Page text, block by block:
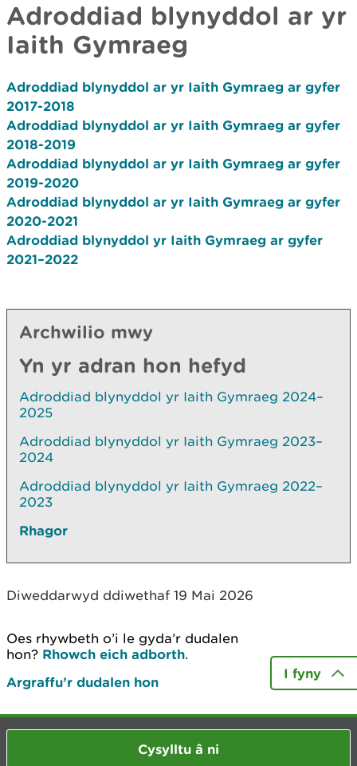
Adroddiad blynyddol ar yr
Iaith Gymraeg
Adroddiad blynyddol ar yr Iaith Gymraeg ar gyfer
2017-2018
Adroddiad blynyddol ar yr Iaith Gymraeg ar gyfer
2018-2019
Adroddiad blynyddol ar yr Iaith Gymraeg ar gyfer
2019-2020
Adroddiad blynyddol ar yr Iaith Gymraeg ar gyfer
2020-2021
Adroddiad blynyddol yr Iaith Gymraeg ar gyfer
2021–2022
Archwilio mwy
Yn yr adran hon hefyd
Adroddiad blynyddol yr Iaith Gymraeg 2024–
2025
Adroddiad blynyddol yr Iaith Gymraeg 2023–
2024
Adroddiad blynyddol yr Iaith Gymraeg 2022–
2023
Rhagor
Diweddarwyd ddiwethaf 19 Mai 2026
Oes rhywbeth o’i le gyda’r dudalen
hon? Rhowch eich adborth.
Argraffu’r dudalen hon
I fyny
Cysylltu â ni